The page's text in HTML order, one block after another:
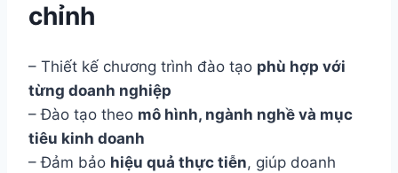
chỉnh
– Thiết kế chương trình đào tạo phù hợp với
từng doanh nghiệp
– Đào tạo theo mô hình, ngành nghề và mục
tiêu kinh doanh
– Đảm bảo hiệu quả thực tiễn, giúp doanh